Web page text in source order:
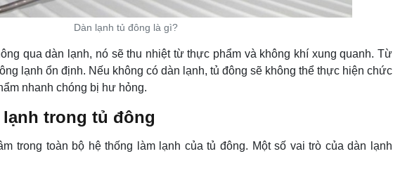
Dàn lạnh tủ đông là gì?
qua dàn lạnh, nó sẽ thu nhiệt từ thực phẩm và không khí xung quanh. Từ
lạnh ổn định. Nếu không có dàn lạnh, tủ đông sẽ không thể thực hiện chức
nhanh chóng bị hư hỏng.
lạnh trong tủ đông
trong toàn bộ hệ thống làm lạnh của tủ đông. Một số vai trò của dàn lạnh